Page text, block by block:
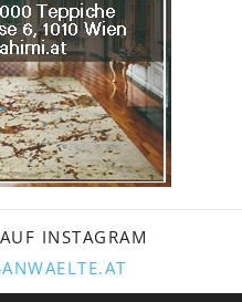
INSTAGRAM